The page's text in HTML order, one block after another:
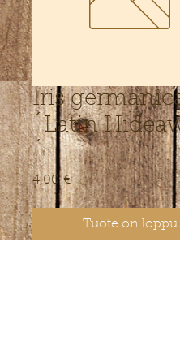
Iris
´Latin
´
4,00 €Hinta
Tuote on loppu